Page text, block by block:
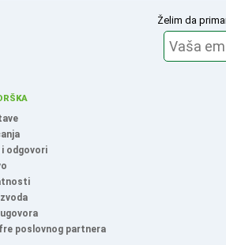
Želim da
odgovori
poslovnog partnera